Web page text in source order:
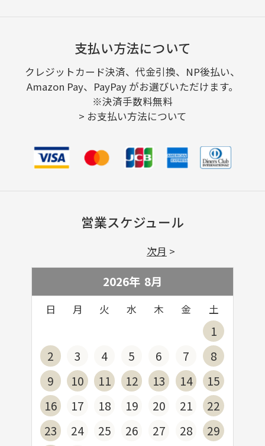
支払い方法について
クレジットカード決済、代金引換、NP後払い、
Amazon Pay、PayPay がお選びいただけます。
※決済手数料無料
> お支払い方法について
営業スケジュール
2026年 8月
日 月 火 水 木 金 土
1
2
3 4 5 6 7
8
9
10 11 12 13 14
15
16
17 18 19 20 21
22
23
24 25 26 27 28
29
次月